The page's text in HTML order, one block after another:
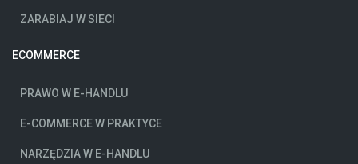
ZARABIAJ W SIECI
ECOMMERCE
PRAWO W E-HANDLU
E-COMMERCE W PRAKTYCE
NARZĘDZIA W E-HANDLU